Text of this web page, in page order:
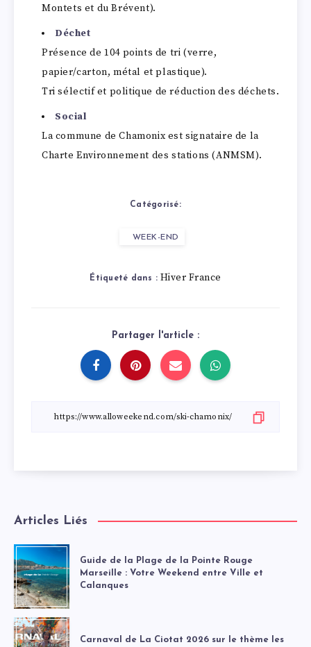
Montets et du Brévent).
Déchet
Présence de 104 points de tri (verre,
papier/carton, métal et plastique).
Tri sélectif et politique de réduction des déchets.
Social
La commune de Chamonix est signataire de la
Charte Environnement des stations (ANMSM).
Catégorisé:
WEEK-END
Étiqueté dans : Hiver France
Partager l'article :
Articles Liés
Guide de la Plage de la Pointe Rouge
Marseille : Votre Weekend entre Ville et
Calanques
Carnaval de La Ciotat 2026 sur le thème les